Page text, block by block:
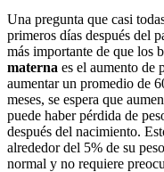
Una pregunta que casi
primeros días después del
más importante de que los
materna es el aumento de
aumentar un promedio de
meses, se espera que
puede haber pérdida de
después del nacimiento.
alrededor del 5% de su
normal y no requiere